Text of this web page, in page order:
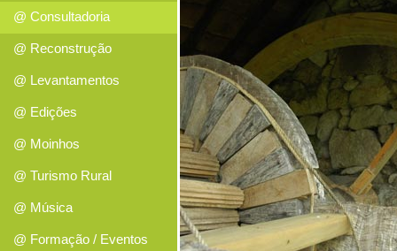
@ Consultadoria
@ Reconstrução
@ Levantamentos
@ Edições
@ Moinhos
@ Turismo Rural
@ Música
@ Formação / Eventos